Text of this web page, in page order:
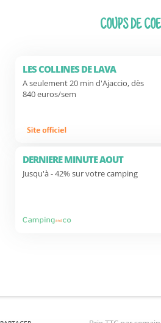
COUPS DE
LES COLLINES DE LAVA
A seulement 20 min d'Ajaccio, dès
840 euros/sem
DERNIERE MINUTE AOUT
Jusqu'à - 42% sur votre camping